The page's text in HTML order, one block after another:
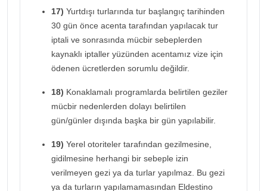
17) Yurtdışı turlarında tur başlangıç tarihinden
30 gün önce acenta tarafından yapılacak tur
iptali ve sonrasında mücbir sebeplerden
kaynaklı iptaller yüzünden acentamız vize için
ödenen ücretlerden sorumlu değildir.
18) Konaklamalı programlarda belirtilen geziler
mücbir nedenlerden dolayı belirtilen
gün/günler dışında başka bir gün yapılabilir.
19) Yerel otoriteler tarafından gezilmesine,
gidilmesine herhangi bir sebeple izin
verilmeyen gezi ya da turlar yapılmaz. Bu gezi
ya da turların yapılamamasından Eldestino